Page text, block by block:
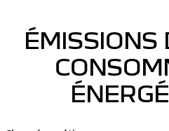
ÉMISSIONS